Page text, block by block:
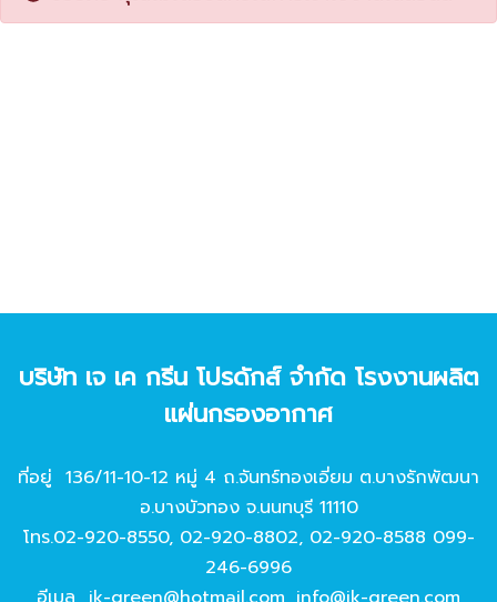
บริษัท เจ เค กรีน โปรดักส์ จํากัด โรงงานผลิต
แผ่นกรองอากาศ
ที่อยู่ 136/11-10-12 หมู่ 4 ถ.จันทร์ทองเอี่ยม ต.บางรักพัฒนา
อ.บางบัวทอง จ.นนทบุรี 11110
โทร.02-920-8550, 02-920-8802, 02-920-8588 099-
246-6996